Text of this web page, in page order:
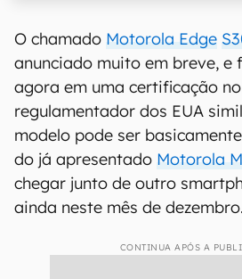
O chamado Motorola Edge
anunciado muito em breve, e
agora em uma certificação
regulamentador dos EUA
modelo pode ser
do já apresentado Motorola
chegar junto de outro
ainda neste mês de dezembro.
CONTINUA APÓS A